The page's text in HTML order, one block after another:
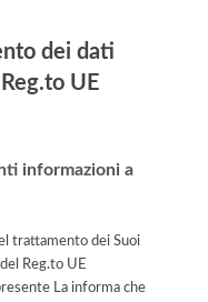
dei dati
UE
informazioni a
trattamento dei Suoi
Reg.to UE
La informa che